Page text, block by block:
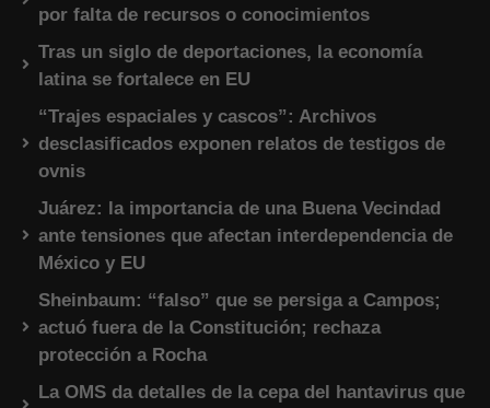
por falta de recursos o conocimientos
Tras un siglo de deportaciones, la economía
latina se fortalece en EU
“Trajes espaciales y cascos”: Archivos
desclasificados exponen relatos de testigos de
ovnis
Juárez: la importancia de una Buena Vecindad
ante tensiones que afectan interdependencia de
México y EU
Sheinbaum: “falso” que se persiga a Campos;
actuó fuera de la Constitución; rechaza
protección a Rocha
La OMS da detalles de la cepa del hantavirus que